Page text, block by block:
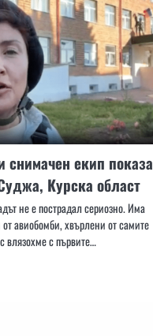
снимачен екип показа
Курска област
не е пострадал сериозно. Има
авиобомби, хвърлени от самите
влязохме с първите…